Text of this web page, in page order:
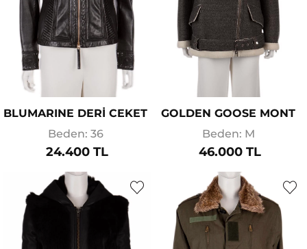
BLUMARINE DERİ CEKET
Beden: 36
24.400 TL
GOLDEN GOOSE MONT
Beden: M
46.000 TL